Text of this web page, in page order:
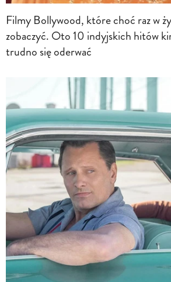
Filmy Bollywood, które choć raz w
zobaczyć. Oto 10 indyjskich hitów
trudno się oderwać